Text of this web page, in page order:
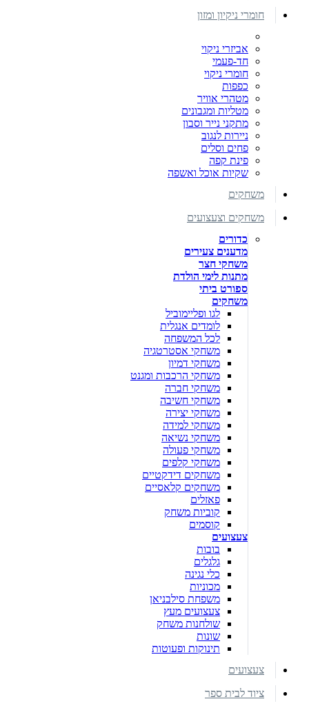
חומרי ניקיון ומזון
אביזרי ניקוי
חד-פעמי
חומרי ניקוי
כפפות
מטהרי אוויר
מטליות ומגבונים
מתקני נייר וסבון
ניירות לנגוב
פחים וסלים
פינת קפה
שקיות אוכל ואשפה
משחקים
משחקים וצעצועים
כדורים
מדענים צעירים
משחקי חצר
מתנות לימי הולדת
ספורט ביתי
משחקים
לגו ופליימוביל
לומדים אנגלית
לכל המשפחה
משחקי אסטרטגיה
משחקי דמיון
משחקי הרכבות ומגנט
משחקי חברה
משחקי חשיבה
משחקי יצירה
משחקי למידה
משחקי נשיאה
משחקי פעולה
משחקי קלפים
משחקים דידקטיים
משחקים קלאסיים
פאזלים
קוביות משחק
קוסמים
צעצועים
בובות
גלגלים
כלי נגינה
מכוניות
משפחת סילבניאן
צעצועים מעץ
שולחנות משחק
שונות
תינוקות ופעוטות
צעצועים
ציוד לבית ספר